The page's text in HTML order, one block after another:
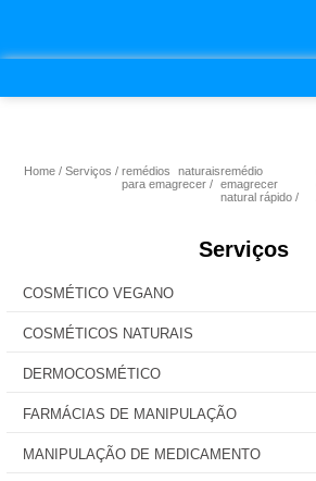
Home Serviços
remédios naturais
para emagrecer
remédio
emagrecer
natural rápido
Serviços
COSMÉTICO VEGANO
COSMÉTICOS NATURAIS
DERMOCOSMÉTICO
FARMÁCIAS DE MANIPULAÇÃO
MANIPULAÇÃO DE MEDICAMENTO